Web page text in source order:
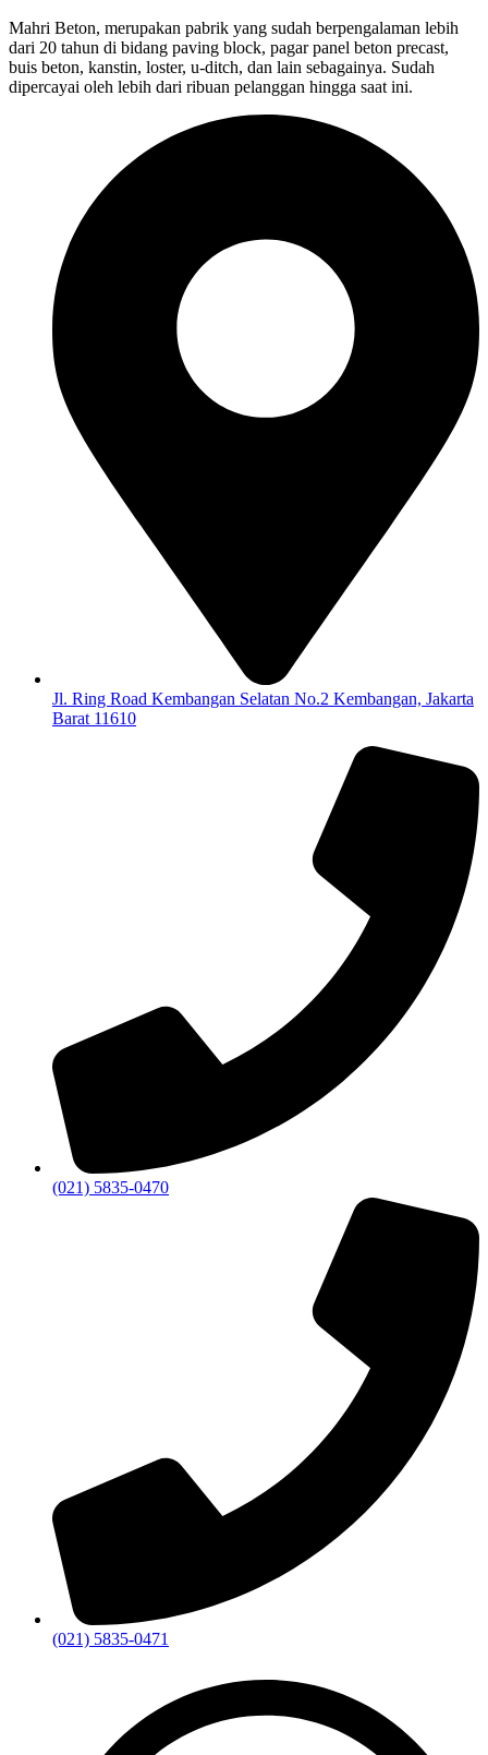
Mahri Beton, merupakan pabrik yang sudah berpengalaman lebih
dari 20 tahun di bidang paving block, pagar panel beton precast,
buis beton, kanstin, loster, u-ditch, dan lain sebagainya. Sudah
dipercayai oleh lebih dari ribuan pelanggan hingga saat ini.
Jl. Ring Road Kembangan Selatan No.2 Kembangan, Jakarta
Barat 11610
(021) 5835-0470
(021) 5835-0471